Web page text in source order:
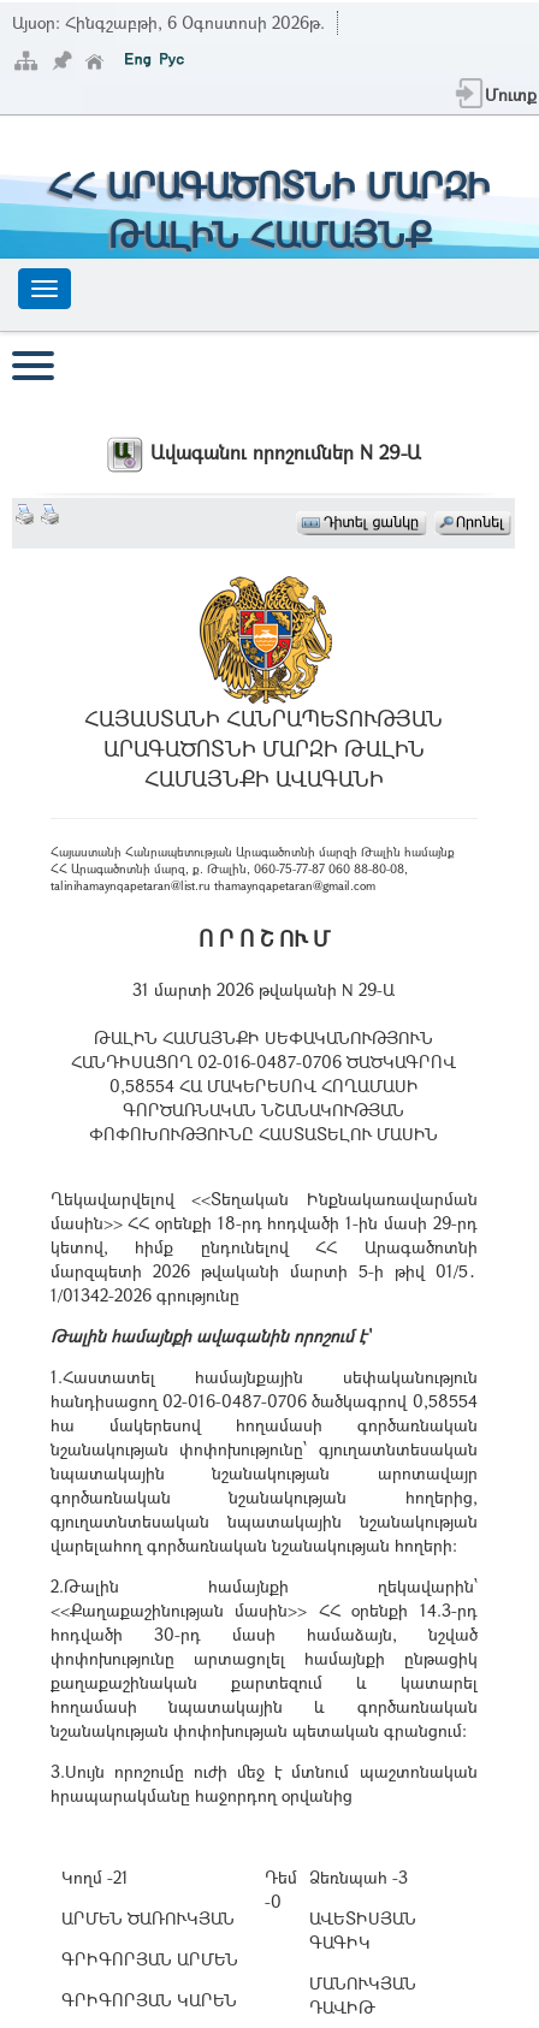
Այսօր: Հինգշաբթի, 6 Օգոստոսի 2026թ.
Մուտք
ՀՀ ԱՐԱԳԱԾՈՏՆԻ ՄԱՐԶԻ
ԹԱԼԻՆ ՀԱՄԱՅՆՔ
Ավագանու որոշումներ N 29-Ա
ՀԱՅԱՍՏԱՆԻ ՀԱՆՐԱՊԵՏՈՒԹՅԱՆ
ԱՐԱԳԱԾՈՏՆԻ ՄԱՐԶԻ ԹԱԼԻՆ
ՀԱՄԱՅՆՔԻ ԱՎԱԳԱՆԻ
Հայաստանի Հանրապետության Արագածոտնի մարզի Թալին համայնք
ՀՀ Արագածոտնի մարզ, ք. Թալին, 060-75-77-87 060 88-80-08,
talinihamaynqapetaran@list.ru thamaynqapetaran@gmail.com
Ո Ր Ո Շ ՈՒ Մ
31 մարտի 2026 թվականի N 29-Ա
ԹԱԼԻՆ ՀԱՄԱՅՆՔԻ ՍԵՓԱԿԱՆՈՒԹՅՈՒՆ
ՀԱՆԴԻՍԱՑՈՂ 02-016-0487-0706 ԾԱԾԿԱԳՐՈՎ
0,58554 ՀԱ ՄԱԿԵՐԵՍՈՎ ՀՈՂԱՄԱՍԻ
ԳՈՐԾԱՌՆԱԿԱՆ ՆՇԱՆԱԿՈՒԹՅԱՆ
ՓՈՓՈԽՈՒԹՅՈՒՆԸ ՀԱՍՏԱՏԵԼՈՒ ՄԱՍԻՆ
Ղեկավարվելով <<Տեղական Ինքնակառավարման
մասին>> ՀՀ օրենքի 18-րդ հոդվածի 1-ին մասի 29-րդ
կետով, հիմք ընդունելով ՀՀ Արագածոտնի
մարզպետի 2026 թվականի մարտի 5-ի թիվ 01/5․
1/01342-2026 գրությունը
Թալին համայնքի ավագանին որոշում է`
1.Հաստատել համայնքային սեփականություն
հանդիսացող 02-016-0487-0706 ծածկագրով 0,58554
հա մակերեսով հողամասի գործառնական
նշանակության փոփոխությունը՝ գյուղատնտեսական
նպատակային նշանակության արոտավայր
գործառնական նշանակության հողերից,
գյուղատնտեսական նպատակային նշանակության
վարելահող գործառնական նշանակության հողերի:
2.Թալին համայնքի ղեկավարին՝
<<Քաղաքաշինության մասին>> ՀՀ օրենքի 14.3-րդ
հոդվածի 30-րդ մասի համաձայն, նշված
փոփոխությունը արտացոլել համայնքի ընթացիկ
քաղաքաշինական քարտեզում և կատարել
հողամասի նպատակային և գործառնական
նշանակության փոփոխության պետական գրանցում:
3.Սույն որոշումը ուժի մեջ է մտնում պաշտոնական
հրապարակմանը հաջորդող օրվանից
Կողմ -21
ԱՐՄԵՆ ԾԱՌՈՒԿՅԱՆ
ԳՐԻԳՈՐՅԱՆ ԱՐՄԵՆ
ԳՐԻԳՈՐՅԱՆ ԿԱՐԵՆ
Դեմ
-0
Ձեռնպահ -3
ԱՎԵՏԻՍՅԱՆ
ԳԱԳԻԿ
ՄԱՆՈՒԿՅԱՆ
ԴԱՎԻԹ